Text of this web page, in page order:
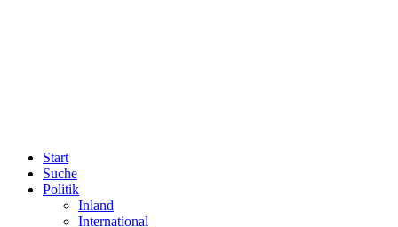
Start
Suche
Politik
Inland
International